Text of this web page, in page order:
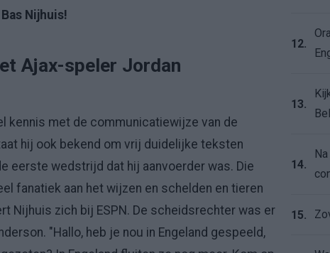
Nijhuis!
Ajax-speler Jordan
kennis met de communicatiewijze van de
hij ook bekend om vrij duidelijke teksten
eerste wedstrijd dat hij aanvoerder was. Die
fanatiek aan het wijzen en schelden en tieren
Nijhuis zich bij ESPN. De scheidsrechter was er
"Hallo, heb je nou in Engeland gespeeld,
12.
13.
14.
15.